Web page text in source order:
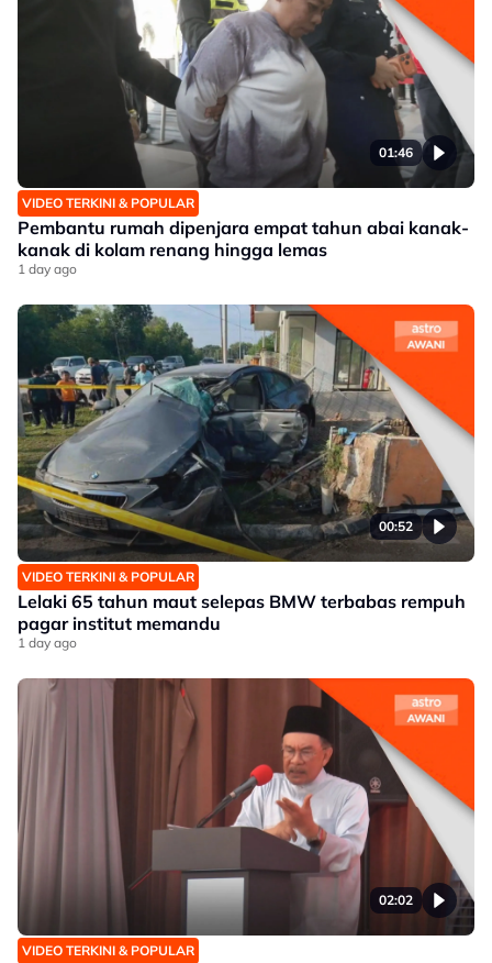
01:46
VIDEO TERKINI & POPULAR
Pembantu rumah dipenjara empat tahun abai kanak-
kanak di kolam renang hingga lemas
1 day ago
00:52
VIDEO TERKINI & POPULAR
Lelaki 65 tahun maut selepas BMW terbabas rempuh
pagar institut memandu
1 day ago
02:02
VIDEO TERKINI & POPULAR